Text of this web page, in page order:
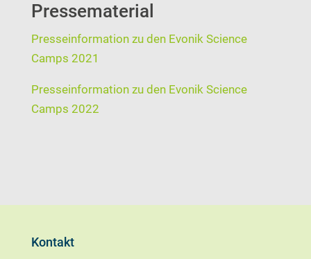
Pressematerial
Presseinformation zu den Evonik Science
Camps 2021
Presseinformation zu den Evonik Science
Camps 2022
Kontakt